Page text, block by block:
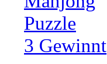
Puzzle
3 Gewinnt